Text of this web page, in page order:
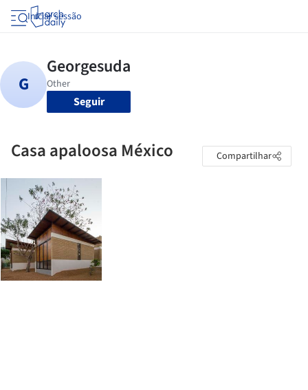
Iniciar sessão
Seguir
Casa apaloosa México Compartilhar